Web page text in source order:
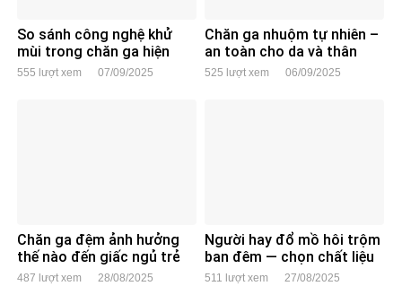
So sánh công nghệ khử
mùi trong chăn ga hiện
nay: than hoạt tính vs ion
555 lượt xem 07/09/2025
Chăn ga nhuộm tự nhiên –
an toàn cho da và thân
thiện với môi trường?
525 lượt xem 06/09/2025
Chăn ga đệm ảnh hưởng
thế nào đến giấc ngủ trẻ
em?
487 lượt xem 28/08/2025
Người hay đổ mồ hôi trộm
ban đêm — chọn chất liệu
ga gối nào?
511 lượt xem 27/08/2025